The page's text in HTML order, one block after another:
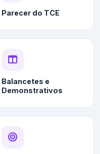
Parecer do TCE
Balancetes e
Demonstrativos